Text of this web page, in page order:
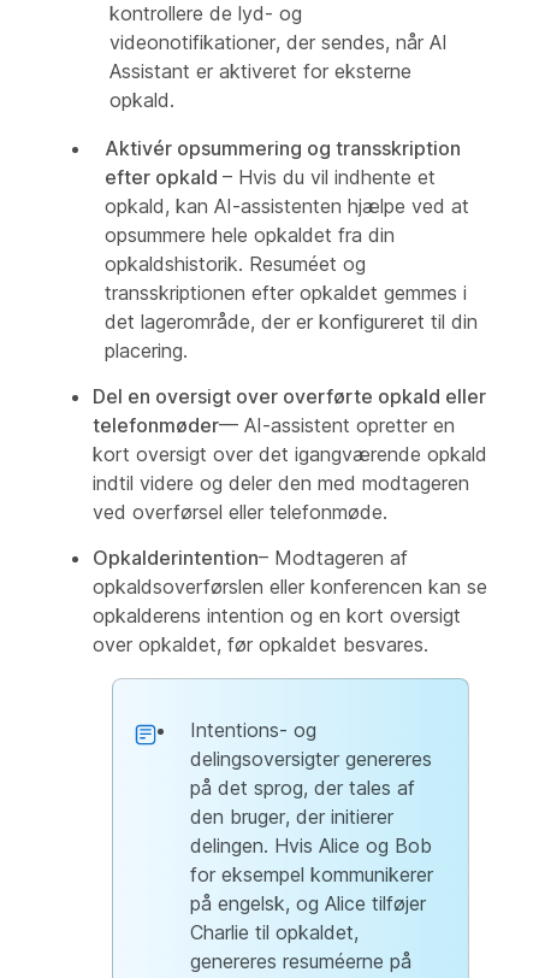
kontrollere de lyd- og
videonotifikationer, der sendes, når AI
Assistant er aktiveret for eksterne
opkald.
Aktivér opsummering og transskription
efter opkald – Hvis du vil indhente et
opkald, kan AI-assistenten hjælpe ved at
opsummere hele opkaldet fra din
opkaldshistorik. Resuméet og
transskriptionen efter opkaldet gemmes i
det lagerområde, der er konfigureret til din
placering.
Del en oversigt over overførte opkald eller
telefonmøder— AI-assistent opretter en
kort oversigt over det igangværende opkald
indtil videre og deler den med modtageren
ved overførsel eller telefonmøde.
Opkalderintention– Modtageren af
opkaldsoverførslen eller konferencen kan se
opkalderens intention og en kort oversigt
over opkaldet, før opkaldet besvares.
Intentions- og
delingsoversigter genereres
på det sprog, der tales af
den bruger, der initierer
delingen. Hvis Alice og Bob
for eksempel kommunikerer
på engelsk, og Alice tilføjer
Charlie til opkaldet,
genereres resuméerne på